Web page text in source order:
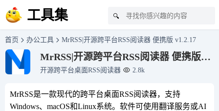
工具集 🔍
首页 办公工具 MrRSS|开源跨平台RSS阅读器 便携版 v1.2.17
MrRSS|开源跨平台RSS阅读器 便携版
v1.2.17
开源跨平台桌面RSS阅读器 2.8k
MrRSS是一款现代的跨平台桌面RSS阅读器，支持
Windows、macOS和Linux系统。软件可使用翻译服务或AI